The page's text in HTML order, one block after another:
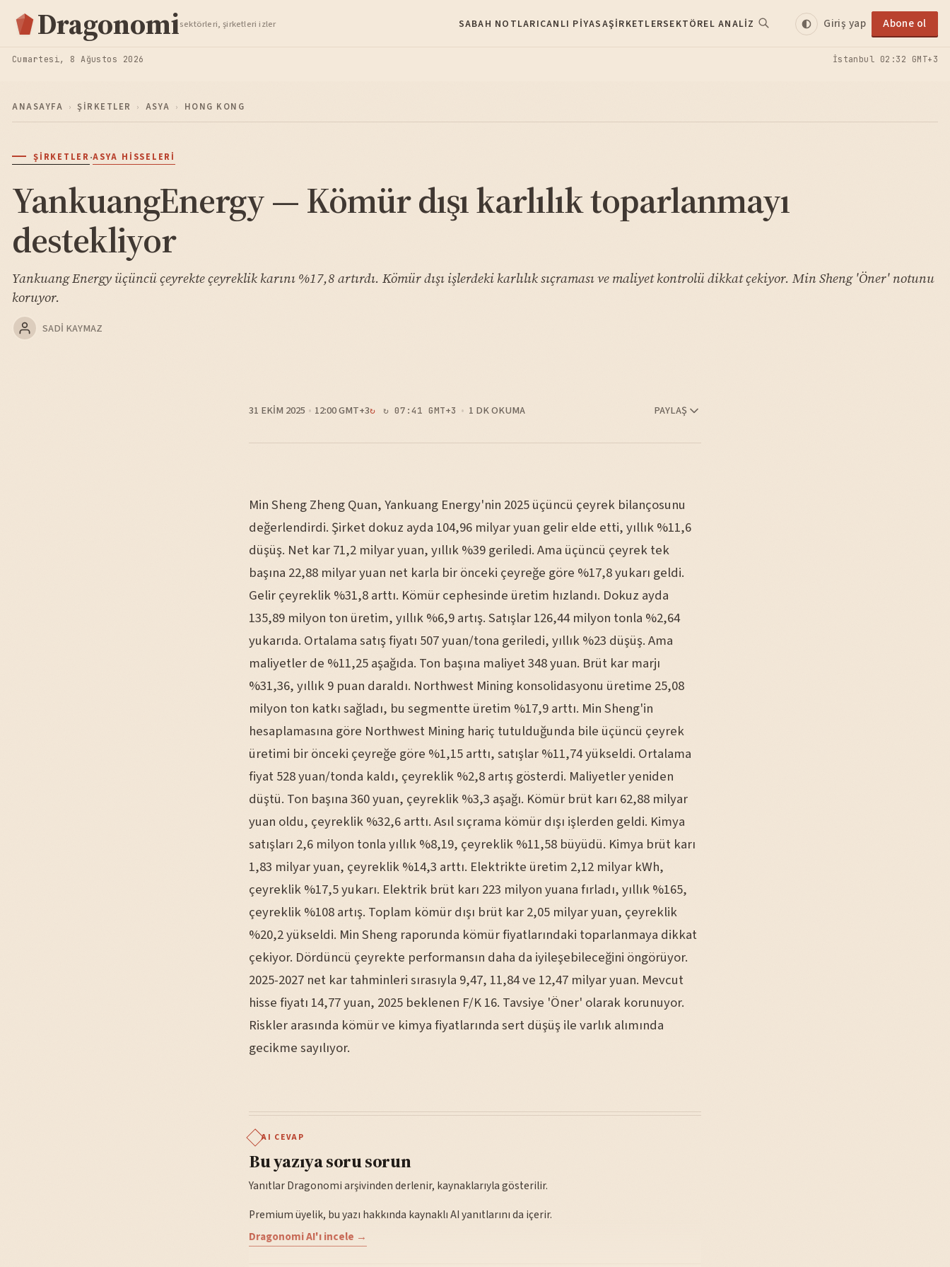
Dragonomisektörleri, şirketleri izler SABAH NOTLARICANLI PIYASAŞIRKETLERSEKTÖREL ANALIZ Giriş yap Abone ol
Cumartesi, 8 Ağustos 2026 İstanbul 02:32 GMT+3
ANASAYFA › ŞIRKETLER › ASYA › HONG KONG
ŞIRKETLER·ASYA HISSELERI
YankuangEnergy — Kömür dışı karlılık toparlanmayı
destekliyor
Yankuang Energy üçüncü çeyrekte çeyreklik karını %17,8 artırdı. Kömür dışı işlerdeki karlılık sıçraması ve maliyet kontrolü dikkat çekiyor. Min Sheng 'Öner' notunu
koruyor.
SADI KAYMAZ
31 EKIM 2025 12:00 GMT+3 ↻ 07:41 GMT+3 1 DK OKUMA PAYLAŞ
Min Sheng Zheng Quan, Yankuang Energy'nin 2025 üçüncü çeyrek bilançosunu
değerlendirdi. Şirket dokuz ayda 104,96 milyar yuan gelir elde etti, yıllık %11,6
düşüş. Net kar 71,2 milyar yuan, yıllık %39 geriledi. Ama üçüncü çeyrek tek
başına 22,88 milyar yuan net karla bir önceki çeyreğe göre %17,8 yukarı geldi.
Gelir çeyreklik %31,8 arttı. Kömür cephesinde üretim hızlandı. Dokuz ayda
135,89 milyon ton üretim, yıllık %6,9 artış. Satışlar 126,44 milyon tonla %2,64
yukarıda. Ortalama satış fiyatı 507 yuan/tona geriledi, yıllık %23 düşüş. Ama
maliyetler de %11,25 aşağıda. Ton başına maliyet 348 yuan. Brüt kar marjı
%31,36, yıllık 9 puan daraldı. Northwest Mining konsolidasyonu üretime 25,08
milyon ton katkı sağladı, bu segmentte üretim %17,9 arttı. Min Sheng'in
hesaplamasına göre Northwest Mining hariç tutulduğunda bile üçüncü çeyrek
üretimi bir önceki çeyreğe göre %1,15 arttı, satışlar %11,74 yükseldi. Ortalama
fiyat 528 yuan/tonda kaldı, çeyreklik %2,8 artış gösterdi. Maliyetler yeniden
düştü. Ton başına 360 yuan, çeyreklik %3,3 aşağı. Kömür brüt karı 62,88 milyar
yuan oldu, çeyreklik %32,6 arttı. Asıl sıçrama kömür dışı işlerden geldi. Kimya
satışları 2,6 milyon tonla yıllık %8,19, çeyreklik %11,58 büyüdü. Kimya brüt karı
1,83 milyar yuan, çeyreklik %14,3 arttı. Elektrikte üretim 2,12 milyar kWh,
çeyreklik %17,5 yukarı. Elektrik brüt karı 223 milyon yuana fırladı, yıllık %165,
çeyreklik %108 artış. Toplam kömür dışı brüt kar 2,05 milyar yuan, çeyreklik
%20,2 yükseldi. Min Sheng raporunda kömür fiyatlarındaki toparlanmaya dikkat
çekiyor. Dördüncü çeyrekte performansın daha da iyileşebileceğini öngörüyor.
2025-2027 net kar tahminleri sırasıyla 9,47, 11,84 ve 12,47 milyar yuan. Mevcut
hisse fiyatı 14,77 yuan, 2025 beklenen F/K 16. Tavsiye 'Öner' olarak korunuyor.
Riskler arasında kömür ve kimya fiyatlarında sert düşüş ile varlık alımında
gecikme sayılıyor.
AI CEVAP
Bu yazıya soru sorun
Yanıtlar Dragonomi arşivinden derlenir, kaynaklarıyla gösterilir.
Premium üyelik, bu yazı hakkında kaynaklı AI yanıtlarını da içerir.
Dragonomi AI'ı incele →